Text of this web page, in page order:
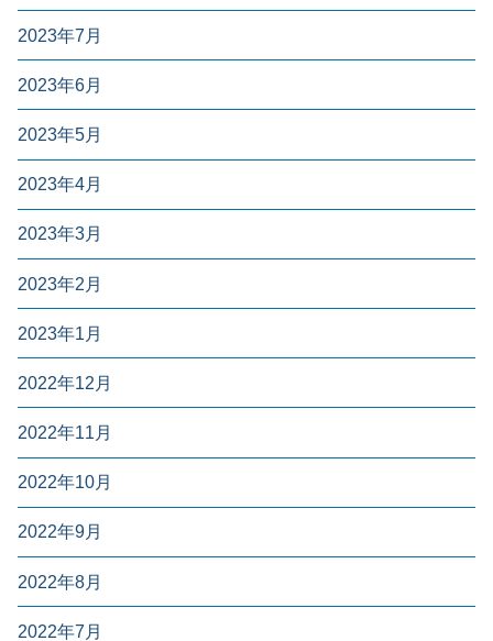
2023年7月
2023年6月
2023年5月
2023年4月
2023年3月
2023年2月
2023年1月
2022年12月
2022年11月
2022年10月
2022年9月
2022年8月
2022年7月